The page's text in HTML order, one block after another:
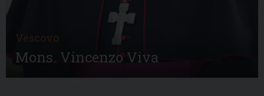
Vescovo
Mons. Vincenzo Viva